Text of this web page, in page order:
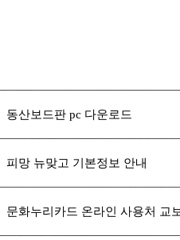
동산보드판 pc 다운로드
피망 뉴맞고 기본정보 안내
문화누리카드 온라인 사용처 교